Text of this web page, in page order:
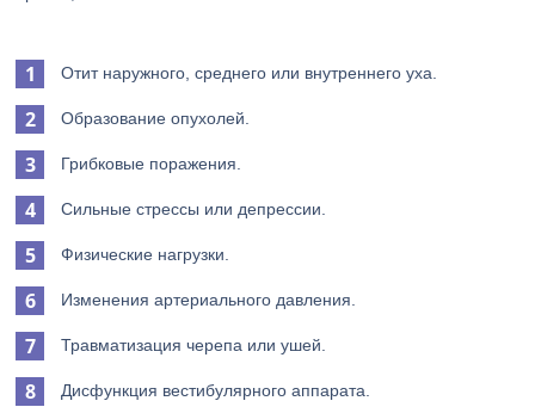
Отит наружного, среднего или внутреннего уха.
Образование опухолей.
Грибковые поражения.
Сильные стрессы или депрессии.
Физические нагрузки.
Изменения артериального давления.
Травматизация черепа или ушей.
Дисфункция вестибулярного аппарата.